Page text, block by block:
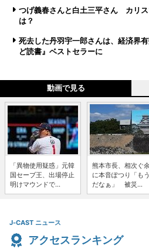
つげ義春さんと白土三平さん カリ
は？
死去した丹羽宇一郎さんは、経済界
ど読書』ベストセラーに
動画で見る
「異物使用疑惑」元韓
国セーブ王、出場停止
明けマウンドで...
熊本市長、相次ぐ
に本音ぽつり「も
だなぁ」 被災...
J-CAST ニュース
アクセスランキング